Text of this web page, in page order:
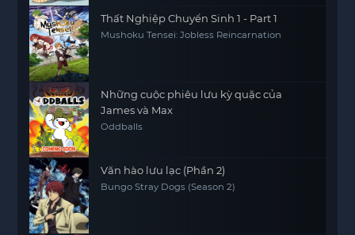
Thất Nghiệp Chuyển Sinh 1 - Part 1
Mushoku Tensei: Jobless Reincarnation
Những cuộc phiêu lưu kỳ quặc của
James và Max
Oddballs
Văn hào lưu lạc (Phần 2)
Bungo Stray Dogs (Season 2)